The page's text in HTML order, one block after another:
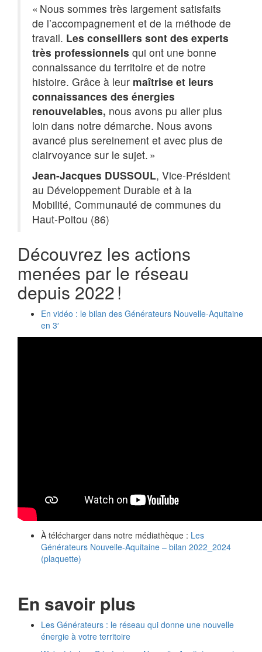
« Nous sommes très largement satisfaits
de l’accompagnement et de la méthode de
travail. Les conseillers sont des experts
très professionnels qui ont une bonne
connaissance du territoire et de notre
histoire. Grâce à leur maîtrise et leurs
connaissances des énergies
renouvelables, nous avons pu aller plus
loin dans notre démarche. Nous avons
avancé plus sereinement et avec plus de
clairvoyance sur le sujet. »
Jean-Jacques DUSSOUL, Vice-Président
au Développement Durable et à la
Mobilité, Communauté de communes du
Haut-Poitou (86)
Découvrez les actions
menées par le réseau
depuis 2022 !
En vidéo : le bilan des Générateurs Nouvelle-Aquitaine
en 3′
À télécharger dans notre médiathèque : Les
Générateurs Nouvelle-Aquitaine – bilan 2022_2024
(plaquette)
En savoir plus
Les Générateurs : le réseau qui donne une nouvelle
énergie à votre territoire